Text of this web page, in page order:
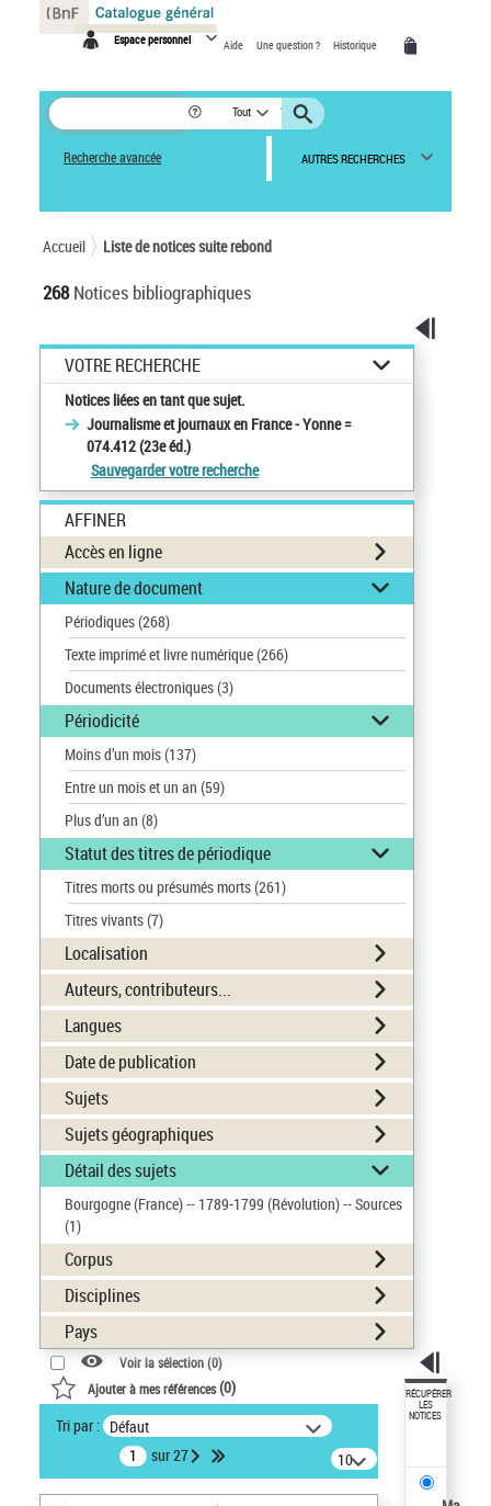
Espace personnel Aide Une question ? Historique
Tout
Recherche avancée AUTRES RECHERCHES
Accueil Liste de notices suite rebond
268Notices bibliographiques
VOTRE RECHERCHE
Notices liées en tant que sujet.
Journalisme et journaux en France - Yonne =
074.412 (23e éd.)
Sauvegarder votre recherche
AFFINER
Accès en ligne
Nature de document
Périodiques(268)
Texte imprimé et livre numérique(266)
Documents électroniques(3)
Périodicité
Moins d’un mois(137)
Entre un mois et un an (59)
Plus d’un an (8)
Statut des titres de périodique
Titres morts ou présumés morts(261)
Titres vivants(7)
Localisation
Auteurs, contributeurs...
Langues
Date de publication
Sujets
Sujets géographiques
Détail des sujets
Bourgogne (France) -- 1789-1799 (Révolution) -- Sources
(1)
Corpus
Disciplines
Pays
Voir la sélection (0)
Ajouter à mes références(0)
Tri par : Défaut
sur 27
10
résultats/page
RÉCUPÉRER
LES
NOTICES
Panneau de gestion des cookies